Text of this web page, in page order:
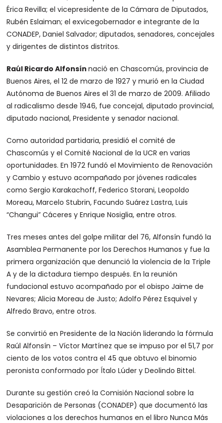
Érica Revilla; el vicepresidente de la Cámara de Diputados,
Rubén Eslaiman; el exvicegobernador e integrante de la
CONADEP, Daniel Salvador; diputados, senadores, concejales
y dirigentes de distintos distritos.
Raúl Ricardo Alfonsínnació en Chascomús, provincia de
Buenos Aires, el 12 de marzo de 1927 y murió en la Ciudad
Autónoma de Buenos Aires el 31 de marzo de 2009. Afiliado
al radicalismo desde 1946, fue concejal, diputado provincial,
diputado nacional, Presidente y senador nacional.
Como autoridad partidaria, presidió el comité de
Chascomús y el Comité Nacional de la UCR en varias
oportunidades. En 1972 fundó el Movimiento de Renovación
y Cambio y estuvo acompañado por jóvenes radicales
como Sergio Karakachoff, Federico Storani, Leopoldo
Moreau, Marcelo Stubrin, Facundo Suárez Lastra, Luis
“Changui” Cáceres y Enrique Nosiglia, entre otros.
Tres meses antes del golpe militar del 76, Alfonsín fundó la
Asamblea Permanente por los Derechos Humanos y fue la
primera organización que denunció la violencia de la Triple
A y de la dictadura tiempo después. En la reunión
fundacional estuvo acompañado por el obispo Jaime de
Nevares; Alicia Moreau de Justo; Adolfo Pérez Esquivel y
Alfredo Bravo, entre otros.
Se convirtió en Presidente de la Nación liderando la fórmula
Raúl Alfonsín – Víctor Martínez que se impuso por el 51,7 por
ciento de los votos contra el 45 que obtuvo el binomio
peronista conformado por Ítalo Lúder y Deolindo Bittel.
Durante su gestión creó la Comisión Nacional sobre la
Desaparición de Personas (CONADEP) que documentó las
violaciones a los derechos humanos en el libro Nunca Más